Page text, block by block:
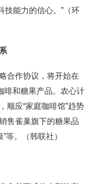
技能力的信心。”（环
合作协议，将开始在
啡和糖果产品。农心计
顺应“家庭咖啡馆”趋势
售雀巢旗下的糖果品
等。（韩联社）